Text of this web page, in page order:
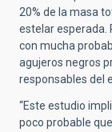
20% de la masa
estelar esperada.
con mucha
agujeros negros
responsables del
“Este estudio
poco probable